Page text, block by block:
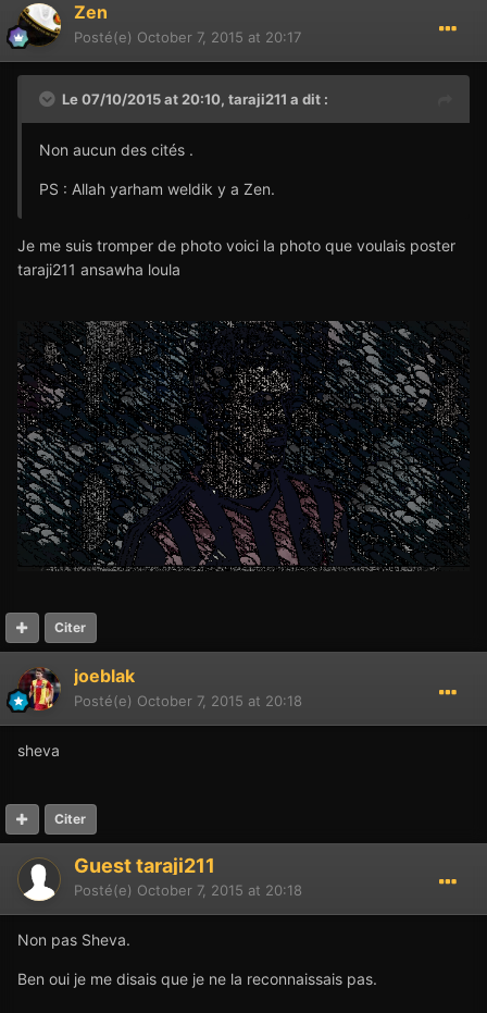
Zen
Posté(e) October 7, 2015 at 20:17
Le 07/10/2015 at 20:10, taraji211 a dit :
Non aucun des cités .
PS : Allah yarham weldik y a Zen.
Je me suis tromper de photo voici la photo que voulais poster
taraji211 ansawha loula
Citer
joeblak
Posté(e) October 7, 2015 at 20:18
sheva
Citer
Guest taraji211
Posté(e) October 7, 2015 at 20:18
Non pas Sheva.
Ben oui je me disais que je ne la reconnaissais pas.